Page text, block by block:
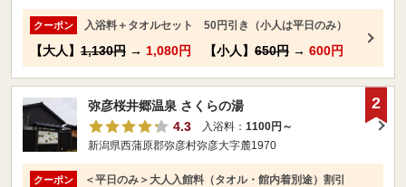
クーポン 入浴料＋タオルセット 50円引き（小人は平日のみ）
【大人】 1,130円 → 1,080円 【小人】 650円 → 600円
弥彦桜井郷温泉 さくらの湯
4.3
入浴料： 1100円～
新潟県西蒲原郡弥彦村弥彦大字麓1970
クーポン ＜平日のみ＞大人入館料（タオル・館内着別途）割引
2